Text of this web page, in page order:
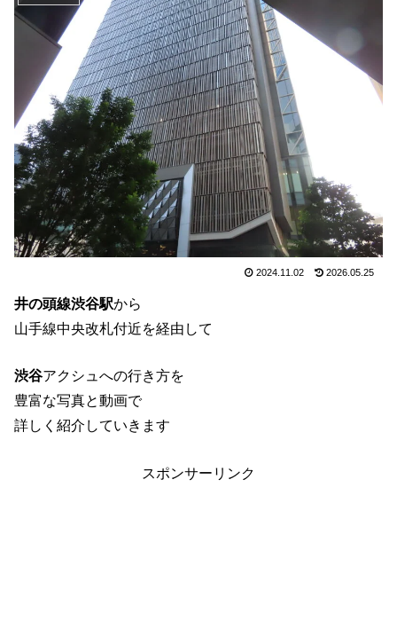
2024.11.02 2026.05.25
井の頭線渋谷駅から
山手線中央改札付近を経由して
渋谷アクシュへの行き方を
豊富な写真と動画で
詳しく紹介していきます
スポンサーリンク